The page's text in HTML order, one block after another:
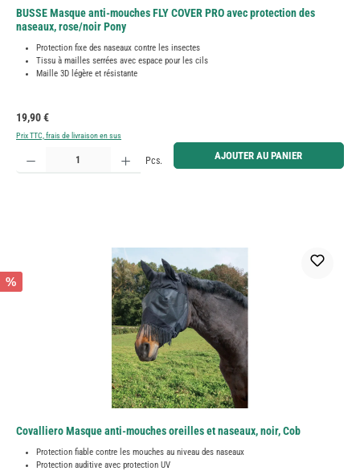
BUSSE Masque anti-mouches FLY COVER PRO avec protection des
naseaux, rose/noir Pony
Protection fixe des naseaux contre les insectes
Tissu à mailles serrées avec espace pour les cils
Maille 3D légère et résistante
Prix régulier :
19,90 €
Prix TTC, frais de livraison en sus
Quantité de produit : Entrez la quantité souhaitée ou utilisez les boutons pour augmenter ou
Pcs. AJOUTER AU PANIER
%
Covalliero Masque anti-mouches oreilles et naseaux, noir, Cob
Protection fiable contre les mouches au niveau des naseaux
Protection auditive avec protection UV